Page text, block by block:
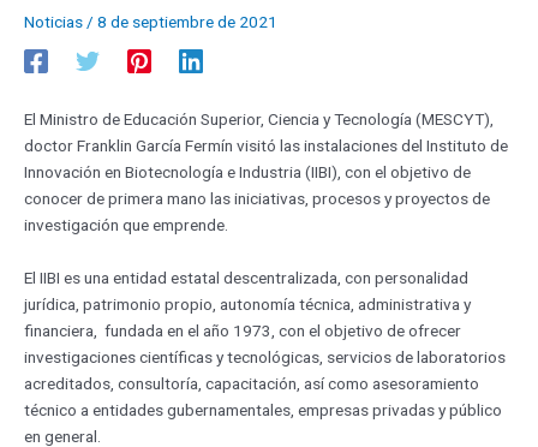
Noticias / 8 de septiembre de 2021
El Ministro de Educación Superior, Ciencia y Tecnología (MESCYT),
doctor Franklin García Fermín visitó las instalaciones del Instituto de
Innovación en Biotecnología e Industria (IIBI), con el objetivo de
conocer de primera mano las iniciativas, procesos y proyectos de
investigación que emprende.
El IIBI es una entidad estatal descentralizada, con personalidad
jurídica, patrimonio propio, autonomía técnica, administrativa y
financiera, fundada en el año 1973, con el objetivo de ofrecer
investigaciones científicas y tecnológicas, servicios de laboratorios
acreditados, consultoría, capacitación, así como asesoramiento
técnico a entidades gubernamentales, empresas privadas y público
en general.